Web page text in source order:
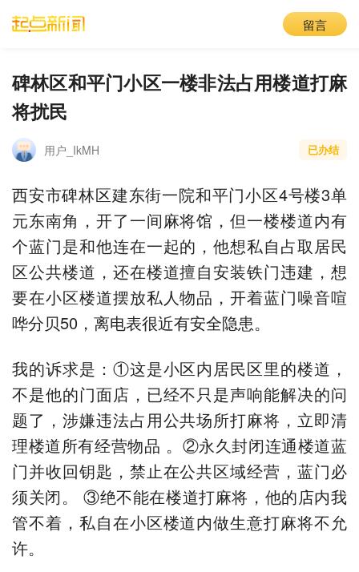
留言
碑林区和平门小区一楼非法占用楼道打麻
将扰民
用户_IkMH 已办结
西安市碑林区建东街一院和平门小区4号楼3单
元东南角，开了一间麻将馆，但一楼楼道内有
个蓝门是和他连在一起的，他想私自占取居民
区公共楼道，还在楼道擅自安装铁门违建，想
要在小区楼道摆放私人物品，开着蓝门噪音喧
哗分贝50，离电表很近有安全隐患。
我的诉求是：①这是小区内居民区里的楼道，
不是他的门面店，已经不只是声响能解决的问
题了，涉嫌违法占用公共场所打麻将，立即清
理楼道所有经营物品 。②永久封闭连通楼道蓝
门并收回钥匙，禁止在公共区域经营，蓝门必
须关闭。 ③绝不能在楼道打麻将，他的店内我
管不着，私自在小区楼道内做生意打麻将不允
许。